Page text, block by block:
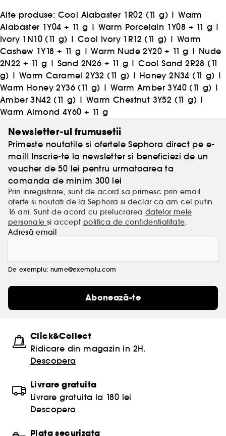
Alte produse: Cool Alabaster 1R02 (11 g) |Warm
Alabaster 1Y04 + 11 g | Warm Porcelain 1Y08 + 11 g |
Ivory 1N10 (11 g) |Cool Ivory 1R12 (11 g) |Warm
Cashew 1Y18 + 11 g |Warm Nude 2Y20 + 11 g | Nude
2N22 + 11 g | Sand 2N26 + 11 g |Cool Sand 2R28 (11
g) |Warm Caramel 2Y32 (11 g) | Honey 2N34 (11 g) |
Warm Honey 2Y36 (11 g) |Warm Amber 3Y40 (11 g) |
Amber 3N42 (11 g) |Warm Chestnut 3Y52 (11 g) |
Warm Almond 4Y60 + 11 g
Newsletter-ul frumusetii
Primeste noutatile si ofertele Sephora direct pe e-
mail! Inscrie-te la newsletter si beneficiezi de un
voucher de 50 lei pentru urmatoarea ta
comanda de minim 300 lei
Prin inregistrare, sunt de acord sa primesc prin email
oferte si noutati de la Sephora si declar ca am cel putin
16 ani. Sunt de acord cu prelucrarea datelor mele
personalesi accept politica de confidentialitate.
Adresă email
De exemplu: nume@exemplu.com
Abonează-te
Click&Collect
Ridicare din magazin in 2H.
Descopera
Livrare gratuita
Livrare gratuita la 180 lei
Descopera
Plata securizata